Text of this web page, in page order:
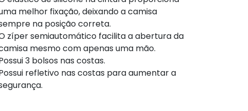
melhor fixação, deixando a camisa
na posição correta.
zíper semiautomático facilita a abertura da
mesmo com apenas uma mão.
3 bolsos nas costas.
refletivo nas costas para aumentar a